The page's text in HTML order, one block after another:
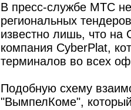
В пресс-службе МТС
региональных
известно лишь, что на
компания CyberPlat,
терминалов во всех
Подобную схему
"ВымпелКоме",